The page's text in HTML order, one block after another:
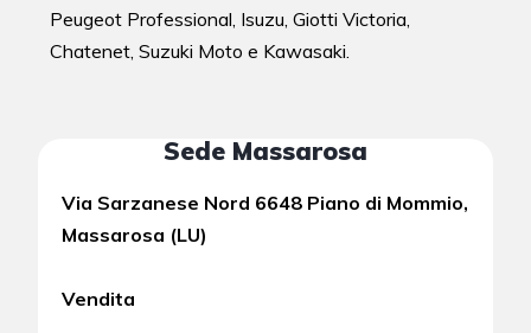
Peugeot Professional, Isuzu, Giotti Victoria,
Chatenet, Suzuki Moto e Kawasaki.
Sede Massarosa
Via Sarzanese Nord 6648 Piano di Mommio,
Massarosa (LU)
Vendita